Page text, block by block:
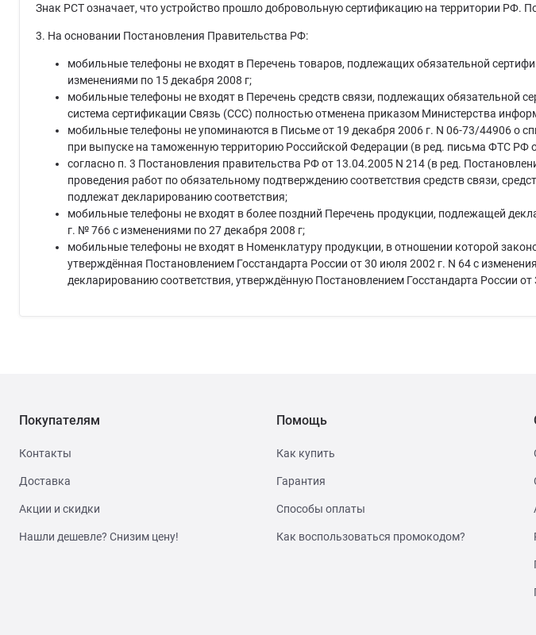
Знак РСТ означает, что устройство прошло добровольную сертификацию на территории РФ.
3. На основании Постановления Правительства РФ:
мобильные телефоны не входят в Перечень товаров, подлежащих обязательной
изменениями по 15 декабря 2008 г;
мобильные телефоны не входят в Перечень средств связи, подлежащих обязательной
система сертификации Связь (ССС) полностью отменена приказом Министерства
мобильные телефоны не упоминаются в Письме от 19 декабря 2006 г. N 06-73/44906 о
при выпуске на таможенную территорию Российской Федерации (в ред. письма ФТС РФ
согласно п. 3 Постановления правительства РФ от 13.04.2005 N 214 (в ред.
проведения работ по обязательному подтверждению соответствия средств связи,
подлежат декларированию соответствия;
мобильные телефоны не входят в более поздний Перечень продукции, подлежащей
г. № 766 с изменениями по 27 декабря 2008 г;
мобильные телефоны не входят в Номенклатуру продукции, в отношении которой
утверждённая Постановлением Госстандарта России от 30 июля 2002 г. N 64 с
декларированию соответствия, утверждённую Постановлением Госстандарта России
Покупателям
Контакты
Доставка
Акции и скидки
Нашли дешевле? Снизим цену!
Помощь
Как купить
Гарантия
Способы оплаты
Как воспользоваться промокодом?